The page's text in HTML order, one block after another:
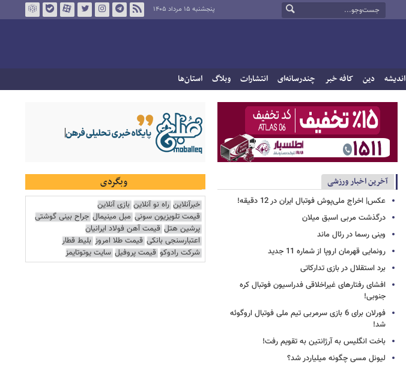
پنجشنبه ۱۵ مرداد ۱۴۰۵
اندیشه دین کافه خبر چندرسانه‌ای انتشارات وبلاگ استان‌ها
آخرین اخبار ورزشی
عکس| اخراج ملی‌پوش فوتبال ایران در 12 دقیقه!
درگذشت مربی اسبق میلان
وینی رسما در رئال ماند
رونمایی قهرمان اروپا از شماره 11 جدید
برد استقلال در بازی تدارکاتی
افشای رفتارهای غیراخلاقی فدراسیون فوتبال کره
جنوبی!
فورلان برای 6 بازی سرمربی تیم ملی فوتبال اروگوئه
شد!
باخت انگلیس به آرژانتین به تقویم رفت!
لیونل مسی چگونه میلیاردر شد؟
وبگردی
خبرآنلاین راه نو آنلاین بازی آنلاین
قیمت تلویزیون سونی مبل مینیمال جراح بینی گوشتی
پرشین هتل قیمت آهن فولاد ایرانیان
اعتبارسنجی بانکی قیمت طلا امروز بلیط قطار
شرکت رادوکو قیمت پروفیل سایت یوتوتایمز